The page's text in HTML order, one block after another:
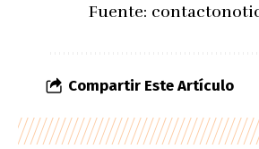
Fuente:
Compartir Este Artículo